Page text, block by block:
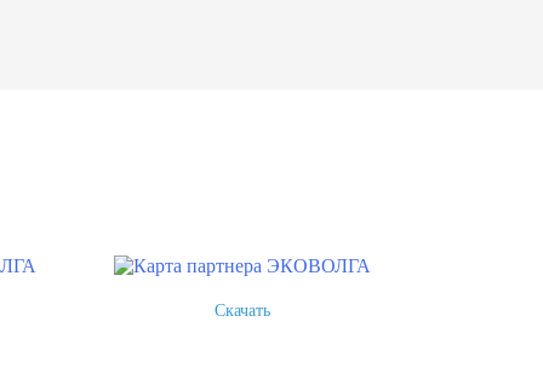
Скачать